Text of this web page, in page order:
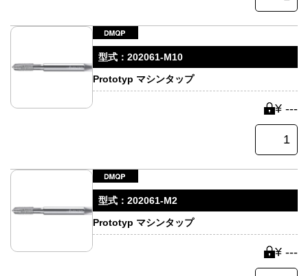
型式： 202061-M10
Prototyp マシンタップ
¥ ---
型式： 202061-M2
Prototyp マシンタップ
¥ ---